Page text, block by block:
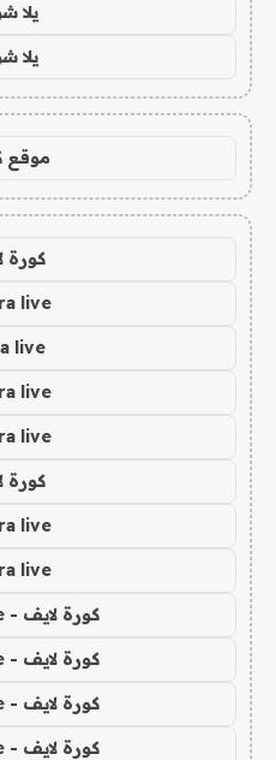
يلا
يلا
موقع
كورة
live
live
live
live
كورة
live
live
كورة لايف - koora live
كورة لايف - koora live
كورة لايف - koora live
كورة لايف - koora live